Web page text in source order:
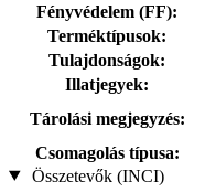
Fényvédelem (FF):
Terméktípusok:
Tulajdonságok:
Illatjegyek:
Tárolási megjegyzés:
Csomagolás típusa:
Összetevők (INCI)